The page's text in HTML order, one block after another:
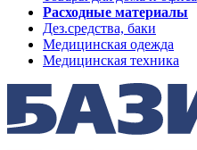
Расходные материалы
Дез.средства, баки
Медицинская одежда
Медицинская техника